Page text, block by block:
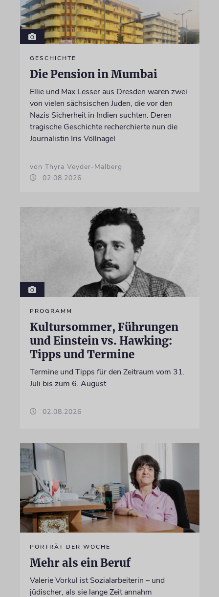
GESCHICHTE
Die Pension in Mumbai
Ellie und Max Lesser aus Dresden waren zwei
von vielen sächsischen Juden, die vor den
Nazis Sicherheit in Indien suchten. Deren
tragische Geschichte recherchierte nun die
Journalistin Iris Völlnagel
von Thyra Veyder-Malberg
02.08.2026
PROGRAMM
Kultursommer, Führungen
und Einstein vs. Hawking:
Tipps und Termine
Termine und Tipps für den Zeitraum vom 31.
Juli bis zum 6. August
02.08.2026
PORTRÄT DER WOCHE
Mehr als ein Beruf
Valerie Vorkul ist Sozialarbeiterin – und
jüdischer, als sie lange Zeit annahm